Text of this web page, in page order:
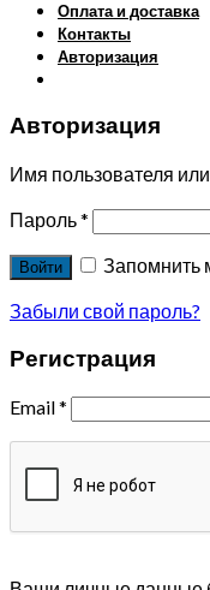
Оплата и доставка
Контакты
Авторизация
Авторизация
Имя пользователя
Пароль*
Войти
Запомнить
Забыли свой пароль?
Регистрация
Email*